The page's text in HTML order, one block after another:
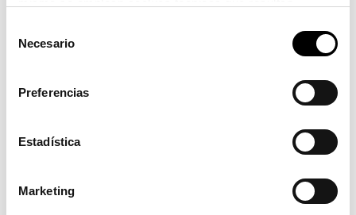
página y que son de obligada aceptación.
Necesario
Preferencias
Estadística
Marketing
autorizado.
Navegación de entradas
Entrada anterior: Siguiente entrada
Siguiente